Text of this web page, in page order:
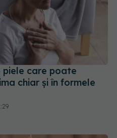
piele care poate
chiar și în formele